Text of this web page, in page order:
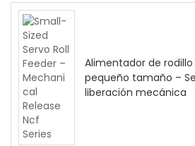
Alimentador de
pequeño tamaño –
liberación mecánica